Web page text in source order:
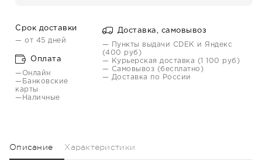
Срок доставки
— от 45 дней
Оплата
—Онлайн
—Банковские
карты
—Наличные
Доставка, самовывоз
— Пункты выдачи CDEK и Яндекс
(400 руб)
— Курьерская доставка (1 100 руб)
— Самовывоз (бесплатно)
— Доставка по России
Описание Характеристики